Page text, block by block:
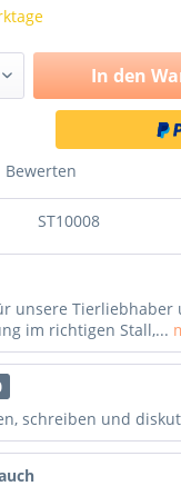
In den
Bewerten
ST10008
unsere Tierliebhaber
im richtigen Stall,...
schreiben und